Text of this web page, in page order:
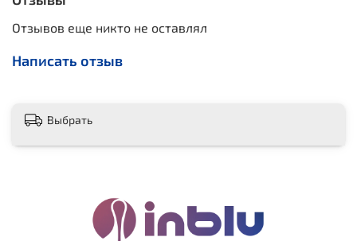
Отзывов еще никто не оставлял
Написать отзыв
Выбрать